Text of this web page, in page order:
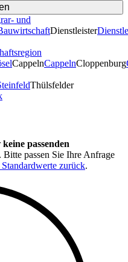
und
Dienstleister
CappelnCappelnCloppenburg
Thülsfelder
keine passenden
Bitte passen Sie Ihre Anfrage
zurück.